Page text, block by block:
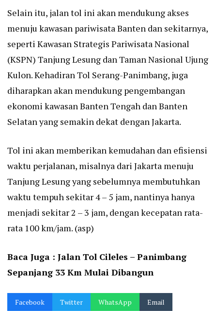
Selain itu, jalan tol ini akan mendukung akses
menuju kawasan pariwisata Banten dan sekitarnya,
seperti Kawasan Strategis Pariwisata Nasional
(KSPN) Tanjung Lesung dan Taman Nasional Ujung
Kulon. Kehadiran Tol Serang-Panimbang, juga
diharapkan akan mendukung pengembangan
ekonomi kawasan Banten Tengah dan Banten
Selatan yang semakin dekat dengan Jakarta.
Tol ini akan memberikan kemudahan dan efisiensi
waktu perjalanan, misalnya dari Jakarta menuju
Tanjung Lesung yang sebelumnya membutuhkan
waktu tempuh sekitar 4 – 5 jam, nantinya hanya
menjadi sekitar 2 – 3 jam, dengan kecepatan rata-
rata 100 km/jam. (asp)
Baca Juga : Jalan Tol Cileles – Panimbang
Sepanjang 33 Km Mulai Dibangun
Facebook Twitter WhatsApp Email